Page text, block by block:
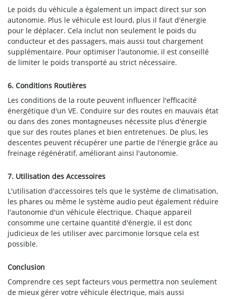
Le poids du véhicule a également un impact direct sur son
autonomie. Plus le véhicule est lourd, plus il faut d'énergie
pour le déplacer. Cela inclut non seulement le poids du
conducteur et des passagers, mais aussi tout chargement
supplémentaire. Pour optimiser l'autonomie, il est conseillé
de limiter le poids transporté au strict nécessaire.
6. Conditions Routières
Les conditions de la route peuvent influencer l'efficacité
énergétique d'un VE. Conduire sur des routes en mauvais état
ou dans des zones montagneuses nécessite plus d'énergie
que sur des routes planes et bien entretenues. De plus, les
descentes peuvent récupérer une partie de l'énergie grâce au
freinage régénératif, améliorant ainsi l'autonomie.
7. Utilisation des Accessoires
L'utilisation d'accessoires tels que le système de climatisation,
les phares ou même le système audio peut également réduire
l'autonomie d'un véhicule électrique. Chaque appareil
consomme une certaine quantité d'énergie, il est donc
judicieux de les utiliser avec parcimonie lorsque cela est
possible.
Conclusion
Comprendre ces sept facteurs vous permettra non seulement
de mieux gérer votre véhicule électrique, mais aussi